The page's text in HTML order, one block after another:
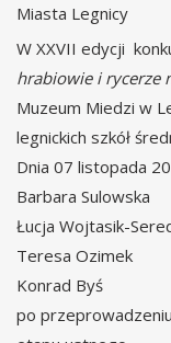
Miasta Legnicy
W XXVII edycji
hrabiowie i rycerze
Muzeum Miedzi w
legnickich szkół
Dnia 07 listopada
Barbara Sulowska
Łucja Wojtasik-
Teresa Ozimek
Konrad Byś
po